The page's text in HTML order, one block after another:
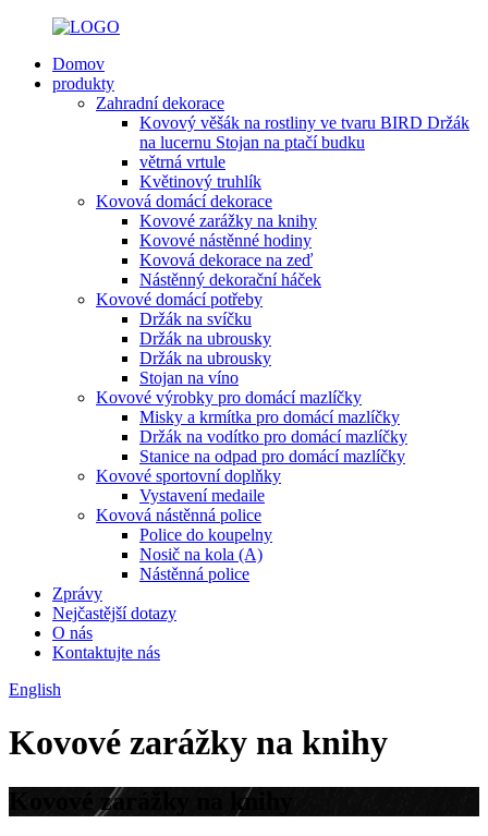
Domov
produkty
Zahradní dekorace
Kovový věšák na rostliny ve tvaru BIRD Držák
na lucernu Stojan na ptačí budku
větrná vrtule
Květinový truhlík
Kovová domácí dekorace
Kovové zarážky na knihy
Kovové nástěnné hodiny
Kovová dekorace na zeď
Nástěnný dekorační háček
Kovové domácí potřeby
Držák na svíčku
Držák na ubrousky
Držák na ubrousky
Stojan na víno
Kovové výrobky pro domácí mazlíčky
Misky a krmítka pro domácí mazlíčky
Držák na vodítko pro domácí mazlíčky
Stanice na odpad pro domácí mazlíčky
Kovové sportovní doplňky
Vystavení medaile
Kovová nástěnná police
Police do koupelny
Nosič na kola (A)
Nástěnná police
Zprávy
Nejčastější dotazy
O nás
Kontaktujte nás
English
Kovové zarážky na knihy
Kovové zarážky na knihy